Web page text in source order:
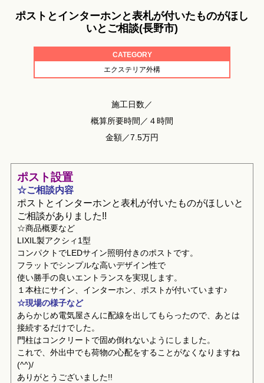
ポストとインターホンと表札が付いたものがほし
いとご相談(長野市)
CATEGORY
エクステリア外構
施工日数／
概算所要時間／４時間
金額／7.5万円
ポスト設置
☆ご相談内容
ポストとインターホンと表札が付いたものがほしいと
ご相談がありました!!
☆商品概要など
LIXIL製アクシィ1型
コンパクトでLEDサイン照明付きのポストです。
フラットでシンプルな高いデザイン性で
使い勝手の良いエントランスを実現します。
１本柱にサイン、インターホン、ポストが付いています♪
☆現場の様子など
あらかじめ電気屋さんに配線を出してもらったので、あとは
接続するだけでした。
門柱はコンクリートで固め倒れないようにしました。
これで、外出中でも荷物の心配をすることがなくなりますね
(^^)/
ありがとうございました!!